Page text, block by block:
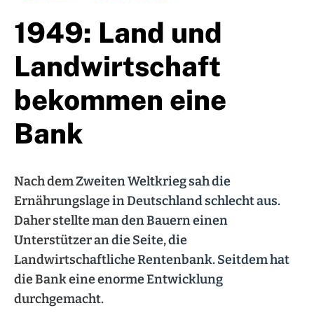
1949: Land und
Landwirtschaft
bekommen eine
Bank
Nach dem Zweiten Weltkrieg sah die
Ernährungslage in Deutschland schlecht aus.
Daher stellte man den Bauern einen
Unterstützer an die Seite, die
Landwirtschaftliche Rentenbank. Seitdem hat
die Bank eine enorme Entwicklung
durchgemacht.